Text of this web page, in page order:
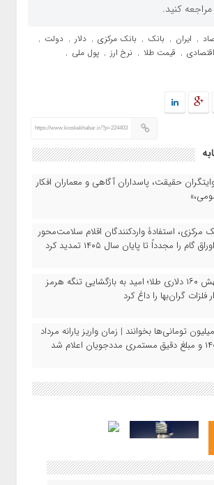
مراجعه کنید.
, ایران , بانک , بانک مرکزی , دلار , دولت ,
, قیمت طلا , نرخ ارز , پول ملی ,
https://www.kioskekhabar.ir/?p=224403
حقیقت، پاسداران آگاهی و معماران افکار
مرکزی، استفادۀ واردکنندگان اقلام سلامت‌محور
گام را مجدداً تا پایان سال ۱۴۰۵ تمدید کرد
جهش ۱۶۰ دلاری طلا؛ امید به بازگشایی تنگه هرمز
فلزات گران‌بها را داغ کرد
تومانی‌ها بخوانند | زمان واریز یارانه مرداد
اعلام شد